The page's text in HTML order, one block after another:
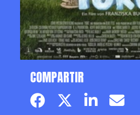
COMPARTIR
Facebook pageTwitter page
LinkedinEmail